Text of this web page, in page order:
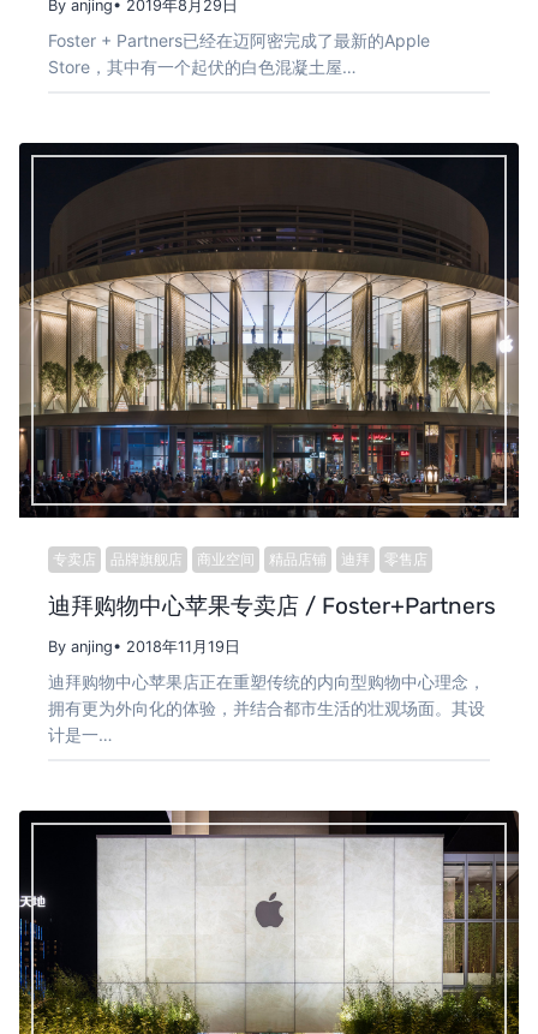
By anjing• 2019年8月29日
Foster + Partners已经在迈阿密完成了最新的Apple
Store，其中有一个起伏的白色混凝土屋…
专卖店 品牌旗舰店 商业空间 精品店铺 迪拜 零售店
迪拜购物中心苹果专卖店 / Foster+Partners
By anjing• 2018年11月19日
迪拜购物中心苹果店正在重塑传统的内向型购物中心理念，
拥有更为外向化的体验，并结合都市生活的壮观场面。其设
计是一…